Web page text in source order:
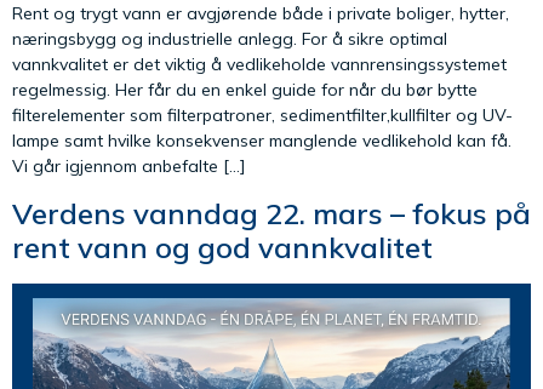
Rent og trygt vann er avgjørende både i private boliger, hytter,
næringsbygg og industrielle anlegg. For å sikre optimal
vannkvalitet er det viktig å vedlikeholde vannrensingssystemet
regelmessig. Her får du en enkel guide for når du bør bytte
filterelementer som filterpatroner, sedimentfilter,kullfilter og UV-
lampe samt hvilke konsekvenser manglende vedlikehold kan få.
Vi går igjennom anbefalte […]
Verdens vanndag 22. mars – fokus på
rent vann og god vannkvalitet